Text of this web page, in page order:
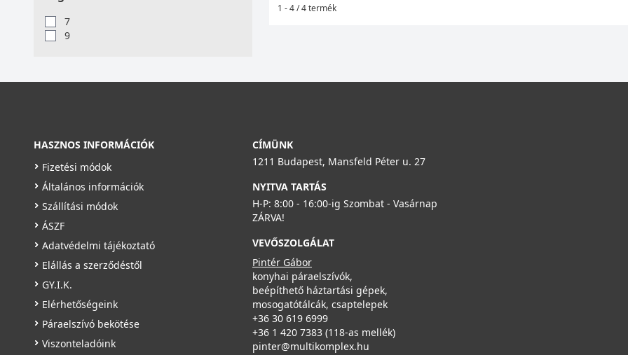
7
9
1 - 4 / 4 termék
HASZNOS INFORMÁCIÓK
Fizetési módok
Általános információk
Szállítási módok
ÁSZF
Adatvédelmi tájékoztató
Elállás a szerződéstől
GY.I.K.
Elérhetőségeink
Páraelszívó bekötése
Viszonteladóink
CÍMÜNK
1211 Budapest, Mansfeld Péter u. 27
NYITVA TARTÁS
H-P: 8:00 - 16:00-ig Szombat - Vasárnap
ZÁRVA!
VEVŐSZOLGÁLAT
Pintér Gábor
konyhai páraelszívók,
beépíthető háztartási gépek,
mosogatótálcák, csaptelepek
+36 30 619 6999
+36 1 420 7383 (118-as mellék)
pinter@multikomplex.hu